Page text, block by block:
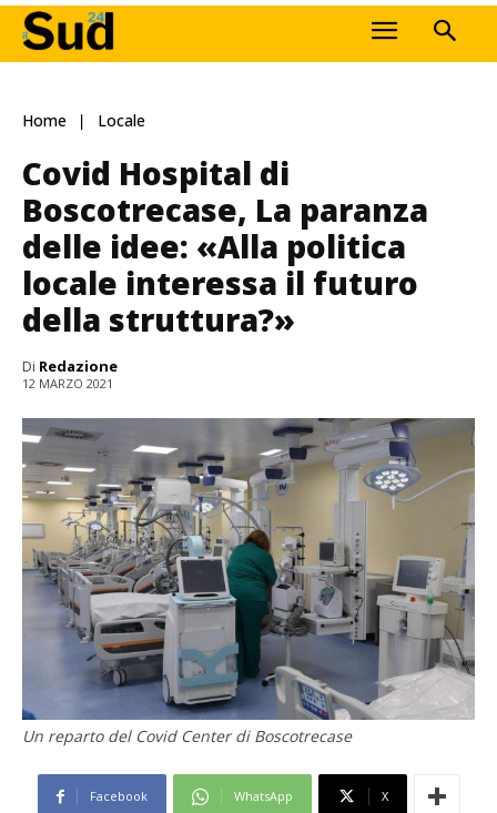
Home Locale
Covid Hospital di
Boscotrecase, La paranza
delle idee: «Alla politica
locale interessa il futuro
della struttura?»
Di Redazione
12 MARZO 2021
Un reparto del Covid Center di Boscotrecase
Facebook WhatsApp X